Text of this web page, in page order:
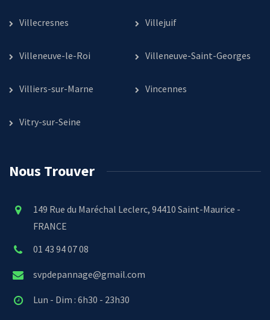
Villecresnes Villejuif
Villeneuve-le-Roi Villeneuve-Saint-Georges
Villiers-sur-Marne Vincennes
Vitry-sur-Seine
Nous Trouver
149 Rue du Maréchal Leclerc, 94410 Saint-Maurice -
FRANCE
01 43 94 07 08
svpdepannage@gmail.com
Lun - Dim : 6h30 - 23h30